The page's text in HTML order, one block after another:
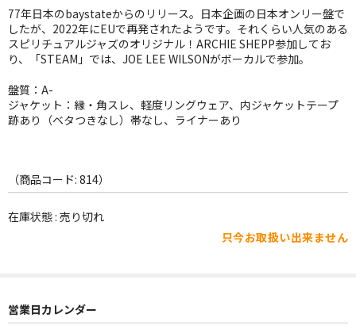
JAZZ-JP
JAZZ-VOCAL
ROCK
WORLD
その他
Webのみ no.1
77年日本のbaystateからのリリース。日本企画の日本オンリー盤で
したが、2022年にEUで再発されたようです。それくらい人気のある
スピリチュアルジャズのオリジナル！ARCHIE SHEPP参加してお
り、「STEAM」では、JOE LEE WILSONがボーカルで参加。
盤質：A-
ジャケット：縁・角スレ、軽度リングウェア、内ジャケットテープ
跡あり（ベタつきなし）帯なし、ライナーあり
（商品コード: 814）
在庫状態 : 売り切れ
只今お取扱い出来ません
営業日カレンダー